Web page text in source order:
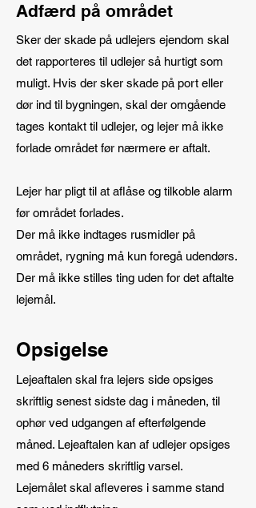
Adfærd på området
Sker der skade på udlejers ejendom skal
det rapporteres til udlejer så hurtigt som
muligt. Hvis der sker skade på port eller
dør ind til bygningen, skal der omgående
tages kontakt til udlejer, og lejer må ikke
forlade området før nærmere er aftalt.
Lejer har pligt til at aflåse og tilkoble alarm
før området forlades.
Der må ikke indtages rusmidler på
området, rygning må kun foregå udendørs.
Der må ikke stilles ting uden for det aftalte
lejemål.
Opsigelse
Lejeaftalen skal fra lejers side opsiges
skriftlig senest sidste dag i måneden, til
ophør ved udgangen af efterfølgende
måned. Lejeaftalen kan af udlejer opsiges
med 6 måneders skriftlig varsel.
Lejemålet skal afleveres i samme stand